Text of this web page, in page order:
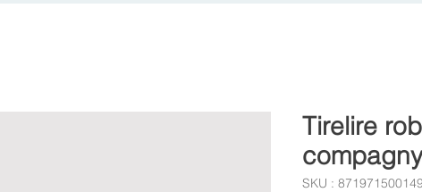
Tirelire
compagny
SKU :